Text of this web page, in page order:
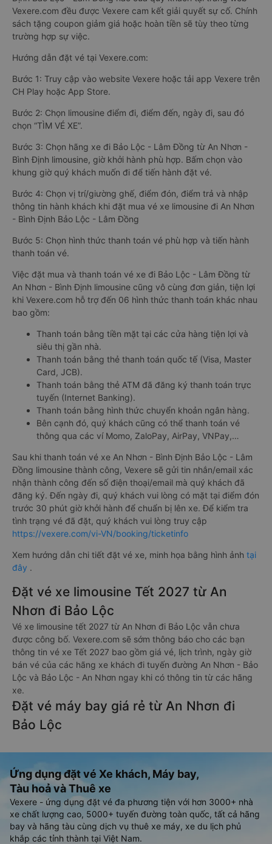
Vexere.com đều được Vexere cam kết giải quyết sự cố. Chính
sách tặng coupon giảm giá hoặc hoàn tiền sẽ tùy theo từng
trường hợp sự việc.
Hướng dẫn đặt vé tại Vexere.com:
Bước 1: Truy cập vào website Vexere hoặc tải app Vexere trên
CH Play hoặc App Store.
Bước 2: Chọn limousine điểm đi, điểm đến, ngày đi, sau đó
chọn “TÌM VÉ XE”.
Bước 3: Chọn hãng xe đi Bảo Lộc - Lâm Đồng từ An Nhơn -
Bình Định limousine, giờ khởi hành phù hợp. Bấm chọn vào
khung giờ quý khách muốn đi để tiến hành đặt vé.
Bước 4: Chọn vị trí/giường ghế, điểm đón, điểm trả và nhập
thông tin hành khách khi đặt mua vé xe limousine đi An Nhơn
- Bình Định Bảo Lộc - Lâm Đồng
Bước 5: Chọn hình thức thanh toán vé phù hợp và tiến hành
thanh toán vé.
Việc đặt mua và thanh toán vé xe đi Bảo Lộc - Lâm Đồng từ
An Nhơn - Bình Định limousine cũng vô cùng đơn giản, tiện lợi
khi Vexere.com hỗ trợ đến 06 hình thức thanh toán khác nhau
bao gồm:
Thanh toán bằng tiền mặt tại các cửa hàng tiện lợi và
siêu thị gần nhà.
Thanh toán bằng thẻ thanh toán quốc tế (Visa, Master
Card, JCB).
Thanh toán bằng thẻ ATM đã đăng ký thanh toán trực
tuyến (Internet Banking).
Thanh toán bằng hình thức chuyển khoản ngân hàng.
Bên cạnh đó, quý khách cũng có thể thanh toán vé
thông qua các ví Momo, ZaloPay, AirPay, VNPay,…
Sau khi thanh toán vé xe An Nhơn - Bình Định Bảo Lộc - Lâm
Đồng limousine thành công, Vexere sẽ gửi tin nhắn/email xác
nhận thành công đến số điện thoại/email mà quý khách đã
đăng ký. Đến ngày đi, quý khách vui lòng có mặt tại điểm đón
trước 30 phút giờ khởi hành để chuẩn bị lên xe. Để kiểm tra
tình trạng vé đã đặt, quý khách vui lòng truy cập
https://vexere.com/vi-VN/booking/ticketinfo
Xem hướng dẫn chi tiết đặt vé xe, minh họa bằng hình ảnh tại
đây .
Đặt vé xe limousine Tết 2027 từ An
Nhơn đi Bảo Lộc
Vé xe limousine tết 2027 từ An Nhơn đi Bảo Lộc vẫn chưa
được công bố. Vexere.com sẽ sớm thông báo cho các bạn
thông tin vé xe Tết 2027 bao gồm giá vé, lịch trình, ngày giờ
bán vé của các hãng xe khách đi tuyến đường An Nhơn - Bảo
Lộc và Bảo Lộc - An Nhơn ngay khi có thông tin từ các hãng
xe.
Đặt vé máy bay giá rẻ từ An Nhơn đi
Bảo Lộc
Ứng dụng đặt vé Xe khách, Máy bay,
Tàu hoả và Thuê xe
Vexere - ứng dụng đặt vé đa phương tiện với hơn 3000+ nhà
xe chất lượng cao, 5000+ tuyến đường toàn quốc, tất cả hãng
bay và hãng tàu cùng dịch vụ thuê xe máy, xe du lịch phủ
khắp các tỉnh thành tại Việt Nam.